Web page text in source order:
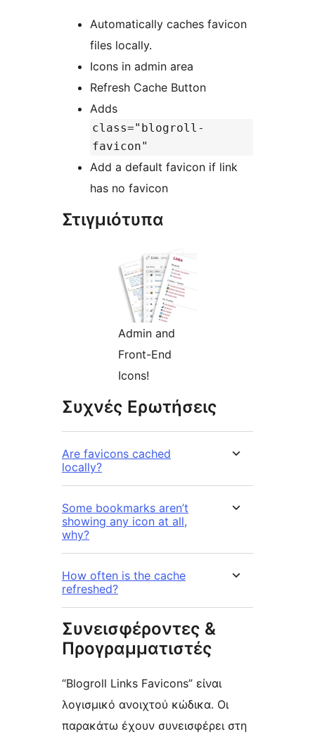
Automatically caches favicon
files locally.
Icons in admin area
Refresh Cache Button
Adds
class="blogroll-
favicon"
Add a default favicon if link
has no favicon
Στιγμιότυπα
Admin and
Front-End
Icons!
Συχνές Ερωτήσεις
Are favicons cached
locally?
Some bookmarks aren’t
showing any icon at all,
why?
How often is the cache
refreshed?
Συνεισφέροντες &
Προγραμματιστές
“Blogroll Links Favicons” είναι
λογισμικό ανοιχτού κώδικα. Οι
παρακάτω έχουν συνεισφέρει στη